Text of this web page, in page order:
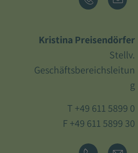
Kristina Preisendörfer
Stellv.
Geschäftsbereichsleitun
g
T +49 611 5899 0
F +49 611 5899 30